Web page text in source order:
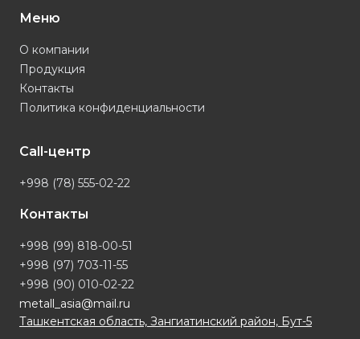
Меню
О компании
Продукция
Контакты
Политика конфиденциальности
Call-центр
+998 (78) 555-02-22
Контакты
+998 (99) 818-00-51
+998 (97) 703-11-55
+998 (90) 010-02-22
metall_asia@mail.ru
Ташкентская область, Зангиатинский район, Бут-5